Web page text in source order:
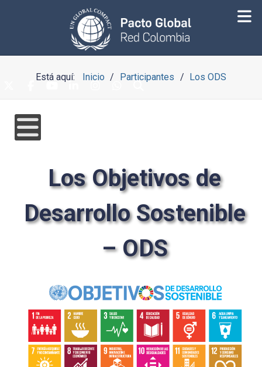
Está aquí: Inicio Participantes Los ODS
Los Objetivos de
Desarrollo Sostenible
– ODS